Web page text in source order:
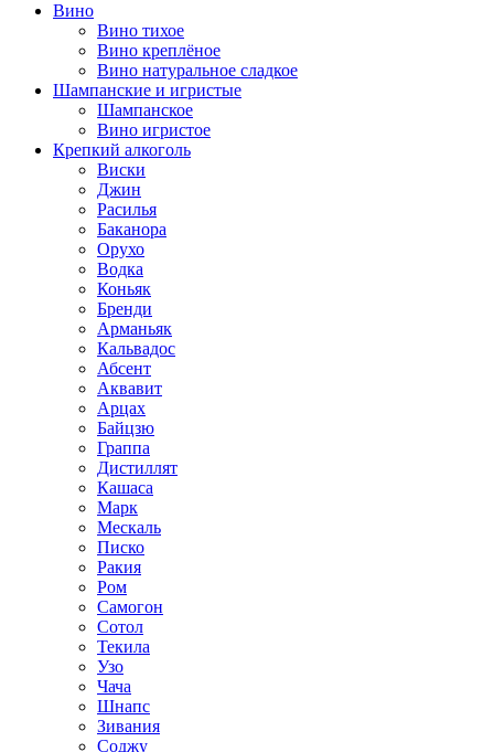
Вино
Вино тихое
Вино креплёное
Вино натуральное сладкое
Шампанские и игристые
Шампанское
Вино игристое
Крепкий алкоголь
Виски
Джин
Расилья
Баканора
Орухо
Водка
Коньяк
Бренди
Арманьяк
Кальвадос
Абсент
Аквавит
Арцах
Байцзю
Граппа
Дистиллят
Кашаса
Марк
Мескаль
Писко
Ракия
Ром
Самогон
Сотол
Текила
Узо
Чача
Шнапс
Зивания
Соджу